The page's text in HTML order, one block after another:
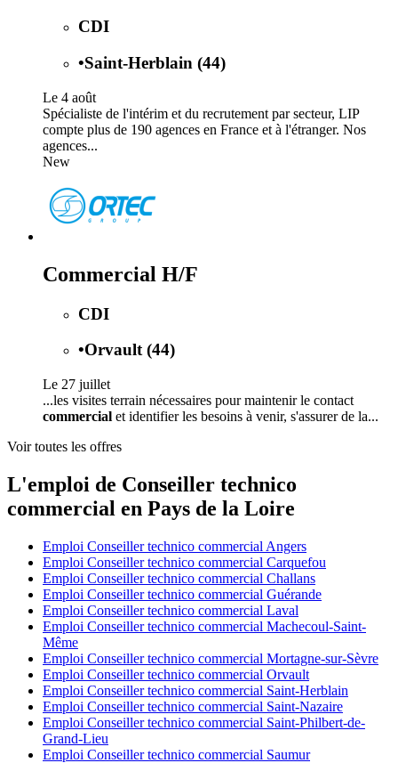
CDI
•Saint-Herblain (44)
Le 4 août
Spécialiste de l'intérim et du recrutement par secteur, LIP
compte plus de 190 agences en France et à l'étranger. Nos
agences...
New
Commercial H/F
CDI
•Orvault (44)
Le 27 juillet
...les visites terrain nécessaires pour maintenir le contact
commercial et identifier les besoins à venir, s'assurer de la...
Voir toutes les offres
L'emploi de Conseiller technico
commercial en Pays de la Loire
Emploi Conseiller technico commercial Angers
Emploi Conseiller technico commercial Carquefou
Emploi Conseiller technico commercial Challans
Emploi Conseiller technico commercial Guérande
Emploi Conseiller technico commercial Laval
Emploi Conseiller technico commercial Machecoul-Saint-
Même
Emploi Conseiller technico commercial Mortagne-sur-Sèvre
Emploi Conseiller technico commercial Orvault
Emploi Conseiller technico commercial Saint-Herblain
Emploi Conseiller technico commercial Saint-Nazaire
Emploi Conseiller technico commercial Saint-Philbert-de-
Grand-Lieu
Emploi Conseiller technico commercial Saumur